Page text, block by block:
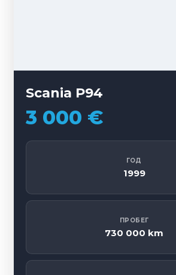
Scania P94
3 000 €
ГОД
1999
ПРОБЕГ
730 000 km